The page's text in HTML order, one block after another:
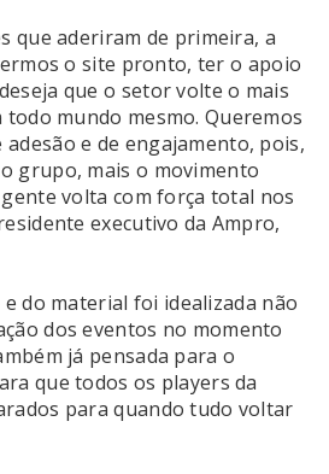
que aderiram de primeira, a
o site pronto, ter o apoio
que o setor volte o mais
todo mundo mesmo. Queremos
e de engajamento, pois,
grupo, mais o movimento
gente volta com força total nos
executivo da Ampro,
e do material foi idealizada não
dos eventos no momento
já pensada para o
que todos os players da
para quando tudo voltar